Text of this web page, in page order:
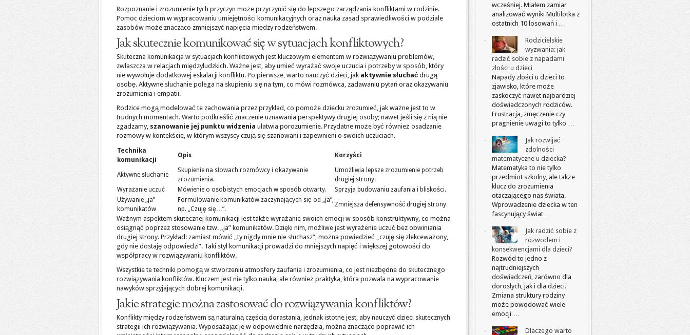
Rozpoznanie i zrozumienie tych przyczyn może przyczynić się do lepszego zarządzania konfliktami w rodzinie.
Pomoc dzieciom w wypracowaniu umiejętności komunikacyjnych oraz nauka zasad sprawiedliwości w podziale
zasobów może znacząco zmniejszyć napięcia między rodzeństwem.
Jak skutecznie komunikować się w sytuacjach konfliktowych?
Skuteczna komunikacja w sytuacjach konfliktowych jest kluczowym elementem w rozwiązywaniu problemów,
zwłaszcza w relacjach międzyludzkich. Ważne jest, aby umieć wyrażać swoje uczucia i potrzeby w sposób, który
nie wywołuje dodatkowej eskalacji konfliktu. Po pierwsze, warto nauczyć dzieci, jak aktywnie słuchać drugą
osobę. Aktywne słuchanie polega na skupieniu się na tym, co mówi rozmówca, zadawaniu pytań oraz okazywaniu
zrozumienia i empatii.
Rodzice mogą modelować te zachowania przez przykład, co pomoże dziecku zrozumieć, jak ważne jest to w
trudnych momentach. Warto podkreślić znaczenie uznawania perspektywy drugiej osoby; nawet jeśli się z nią nie
zgadzamy, szanowanie jej punktu widzenia ułatwia porozumienie. Przydatne może być również osadzanie
rozmowy w kontekście, w którym wszyscy czują się szanowani i zapewnieni o swoich uczuciach.
Technika
komunikacji
Opis Korzyści
Aktywne słuchanie
Skupienie na słowach rozmówcy i okazywanie
zrozumienia.
Umożliwia lepsze zrozumienie potrzeb
drugiej strony.
Wyrażanie uczuć
Mówienie o osobistych emocjach w sposób otwarty.
Sprzyja budowaniu zaufania i bliskości.
Używanie „ja”
komunikatów
Formułowanie komunikatów zaczynających się od „ja”,
np. „Czuję się…”.
Zmniejsza defensywność drugiej strony.
Ważnym aspektem skutecznej komunikacji jest także wyrażanie swoich emocji w sposób konstruktywny, co można
osiągnąć poprzez stosowanie tzw. „ja” komunikatów. Dzięki nim, możliwe jest wyrażenie uczuć bez obwiniania
drugiej strony. Przykład: zamiast mówić „ty nigdy mnie nie słuchasz”, można powiedzieć „czuję się zlekceważony,
gdy nie dostaję odpowiedzi”. Taki styl komunikacji prowadzi do mniejszych napięć i większej gotowości do
współpracy w rozwiązywaniu konfliktów.
Wszystkie te techniki pomogą w stworzeniu atmosfery zaufania i zrozumienia, co jest niezbędne do skutecznego
rozwiązywania konfliktów. Kluczem jest nie tylko nauka, ale również praktyka, która pozwala na wypracowanie
nawyków sprzyjających dobrej komunikacji.
Jakie strategie można zastosować do rozwiązywania konfliktów?
Konflikty między rodzeństwem są naturalną częścią dorastania, jednak istotne jest, aby nauczyć dzieci skutecznych
strategii ich rozwiązywania. Wyposażając je w odpowiednie narzędzia, można znacząco poprawić ich
wcześniej. Miałem zamiar
analizować wyniki Multilotka z
ostatnich 10 losowań i …
Rodzicielskie
wyzwania: jak
radzić sobie z napadami
złości u dzieci
Napady złości u dzieci to
zjawisko, które może
zaskoczyć nawet najbardziej
doświadczonych rodziców.
Frustracja, zmęczenie czy
pragnienie uwagi to tylko …
Jak rozwijać
zdolności
matematyczne u dziecka?
Matematyka to nie tylko
przedmiot szkolny, ale także
klucz do zrozumienia
otaczającego nas świata.
Wprowadzenie dziecka w ten
fascynujący świat …
Jak radzić sobie z
rozwodem i
konsekwencjami dla dzieci?
Rozwód to jedno z
najtrudniejszych
doświadczeń, zarówno dla
dorosłych, jak i dla dzieci.
Zmiana struktury rodziny
może powodować wiele
emocji …
Dlaczego warto